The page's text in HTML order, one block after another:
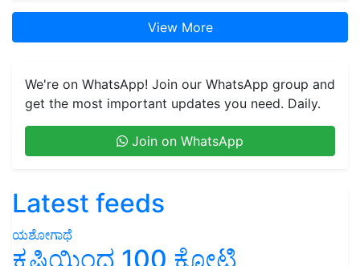
View More
We're on WhatsApp! Join our WhatsApp group and
get the most important updates you need. Daily.
Join on WhatsApp
Latest feeds
ಯಶೋಗಾಥೆ
ಕೃಷಿಯಿಂದ 100 ಕೋಟಿ